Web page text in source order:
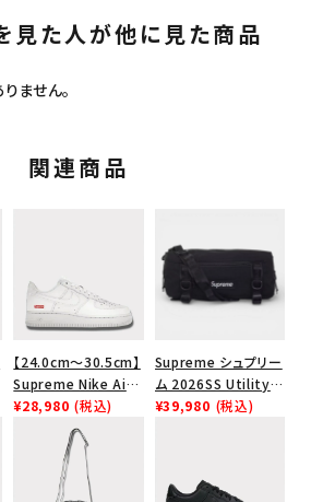
見た人が他に見た商品
ません。
関連商品
【24.0cm～30.5cm】
Supreme Nike Air
Force 1 Low シュプ
リーム ナイキエアフォ
ース１スニーカー シ
ューズ ホワイト
¥28,980 (税込)
Supreme シュプリー
ム 2026SS Utility
Bag ユーティリティ
¥39,980 (税込)